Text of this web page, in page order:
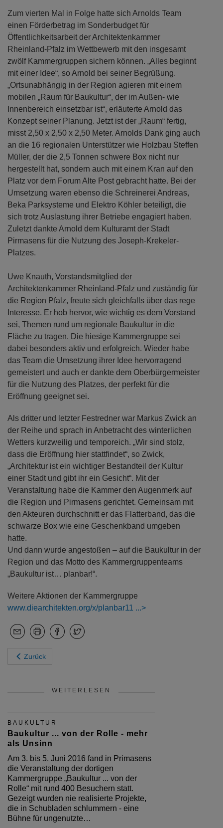
Zum vierten Mal in Folge hatte sich Arnolds Team
einen Förderbetrag im Sonderbudget für
Öffentlichkeitsarbeit der Architektenkammer
Rheinland-Pfalz im Wettbewerb mit den insgesamt
zwölf Kammergruppen sichern können. „Alles beginnt
mit einer Idee“, so Arnold bei seiner Begrüßung.
„Ortsunabhängig in der Region agieren mit einem
mobilen „Raum für Baukultur“, der im Außen- wie
Innenbereich einsetzbar ist“, erläuterte Arnold das
Konzept seiner Planung. Jetzt ist der „Raum“ fertig,
misst 2,50 x 2,50 x 2,50 Meter. Arnolds Dank ging auch
an die 16 regionalen Unterstützer wie Holzbau Steffen
Müller, der die 2,5 Tonnen schwere Box nicht nur
hergestellt hat, sondern auch mit einem Kran auf den
Platz vor dem Forum Alte Post gebracht hatte. Bei der
Umsetzung waren ebenso die Schreinerei Andreas,
Beka Parksysteme und Elektro Köhler beteiligt, die
sich trotz Auslastung ihrer Betriebe engagiert haben.
Zuletzt dankte Arnold dem Kulturamt der Stadt
Pirmasens für die Nutzung des Joseph-Krekeler-
Platzes.
Uwe Knauth, Vorstandsmitglied der
Architektenkammer Rheinland-Pfalz und zuständig für
die Region Pfalz, freute sich gleichfalls über das rege
Interesse. Er hob hervor, wie wichtig es dem Vorstand
sei, Themen rund um regionale Baukultur in die
Fläche zu tragen. Die hiesige Kammergruppe sei
dabei besonders aktiv und erfolgreich. Wieder habe
das Team die Umsetzung ihrer Idee hervorragend
gemeistert und auch er dankte dem Oberbürgermeister
für die Nutzung des Platzes, der perfekt für die
Eröffnung geeignet sei.
Als dritter und letzter Festredner war Markus Zwick an
der Reihe und sprach in Anbetracht des winterlichen
Wetters kurzweilig und temporeich. „Wir sind stolz,
dass die Eröffnung hier stattfindet“, so Zwick,
„Architektur ist ein wichtiger Bestandteil der Kultur
einer Stadt und gibt ihr ein Gesicht“. Mit der
Veranstaltung habe die Kammer den Augenmerk auf
die Region und Pirmasens gerichtet. Gemeinsam mit
den Akteuren durchschnitt er das Flatterband, das die
schwarze Box wie eine Geschenkband umgeben
hatte.
Und dann wurde angestoßen – auf die Baukultur in der
Region und das Motto des Kammergruppenteams
„Baukultur ist… planbar!“.
Weitere Aktionen der Kammergruppe
www.diearchitekten.org/x/planbar11
Zurück
WEITERLESEN
BAUKULTUR
Baukultur ... von der Rolle - mehr
als Unsinn
Am 3. bis 5. Juni 2016 fand in Primasens
die Veranstaltung der dortigen
Kammergruppe „Baukultur ... von der
Rolle“ mit rund 400 Besuchern statt.
Gezeigt wurden nie realisierte Projekte,
die in Schubladen schlummern - eine
Bühne für ungenutzte…